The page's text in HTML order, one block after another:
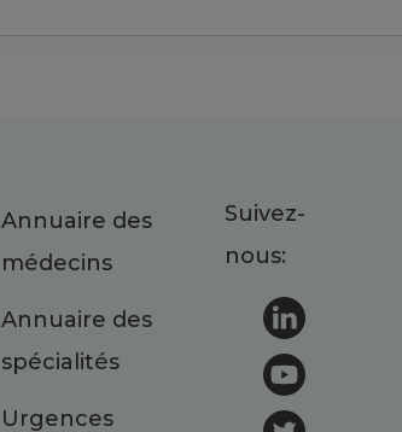
Annuaire des
médecins
Annuaire des
spécialités
Urgences
Suivez-
nous: